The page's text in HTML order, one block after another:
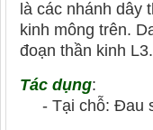
là các nhánh dây
kinh mông trên.
đoạn thần kinh L3.
Tác dụng:
- Tại chỗ: Đau